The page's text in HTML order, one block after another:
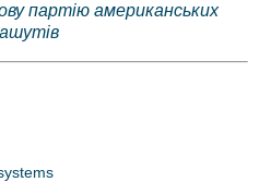
партію американських